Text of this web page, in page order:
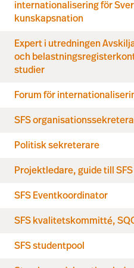
internationalisering för
kunskapsnation
Expert i utredningen
och
studier
Forum för
SFS
Politisk sekreterare
Projektledare, guide till SFS
SFS Eventkoordinator
SFS kvalitetskommitté,
SFS studentpool